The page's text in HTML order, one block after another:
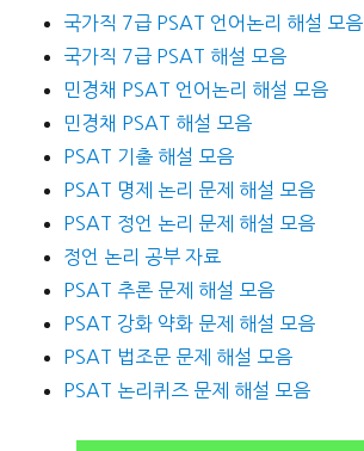
국가직 7급 PSAT 언어논리 해설 모음
국가직 7급 PSAT 해설 모음
민경채 PSAT 언어논리 해설 모음
민경채 PSAT 해설 모음
PSAT 기출 해설 모음
PSAT 명제 논리 문제 해설 모음
PSAT 정언 논리 문제 해설 모음
정언 논리 공부 자료
PSAT 추론 문제 해설 모음
PSAT 강화 약화 문제 해설 모음
PSAT 법조문 문제 해설 모음
PSAT 논리퀴즈 문제 해설 모음